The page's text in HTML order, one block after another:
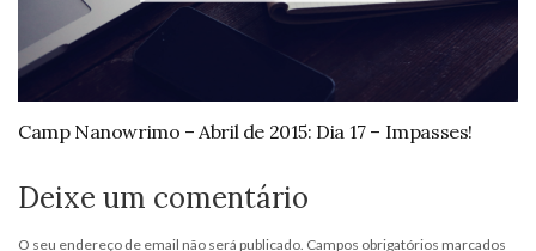
Camp Nanowrimo – Abril de 2015: Dia 17 – Impasses!
Deixe um comentário
O seu endereço de email não será publicado. Campos obrigatórios marcados